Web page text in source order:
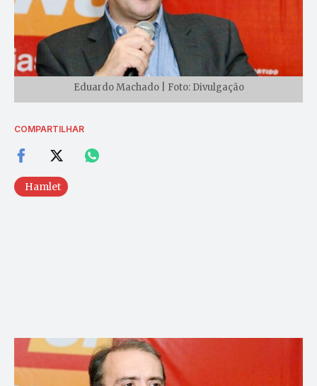
Eduardo Machado | Foto: Divulgação
COMPARTILHAR
Hamlet